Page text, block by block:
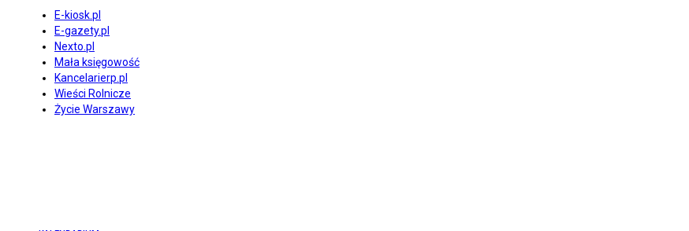
E-kiosk.pl
E-gazety.pl
Nexto.pl
Mała księgowość
Kancelarierp.pl
Wieści Rolnicze
Życie Warszawy